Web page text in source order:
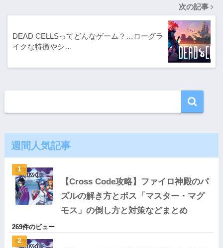
次の記事
DEAD CELLSってどんなゲーム？…ローグラ
イクな特徴やシ…
週間人気記事
【Cross Code攻略】ファイロ神殿のパ
ズルの解き方とボス「マスター・マグ
モス」の倒し方と対策などまとめ
269件のビュー